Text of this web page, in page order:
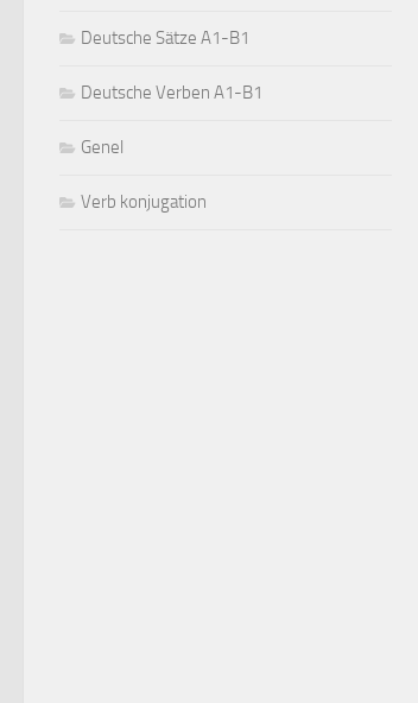
Deutsche Sätze A1-B1
Deutsche Verben A1-B1
Genel
Verb konjugation